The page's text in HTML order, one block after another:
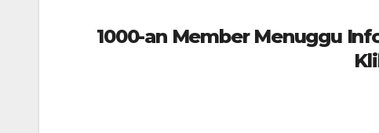
1000-an Member Menuggu